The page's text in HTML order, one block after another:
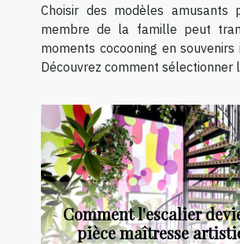
Choisir des modèles amusants
membre de la famille peut
moments cocooning en souvenirs
Découvrez comment sélectionner
Comment l'escalier
pièce maîtresse